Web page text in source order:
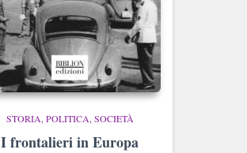
STORIA, POLITICA, SOCIETÀ
I frontalieri in Europa